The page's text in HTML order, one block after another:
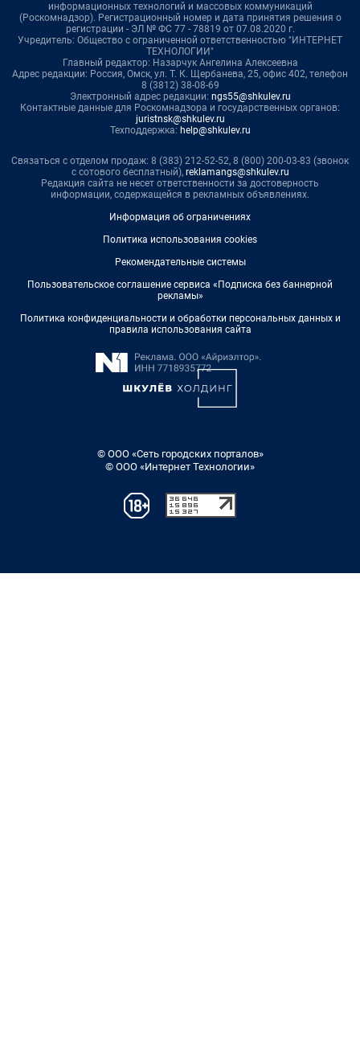
информационных технологий и массовых коммуникаций
(Роскомнадзор). Регистрационный номер и дата принятия решения о
регистрации - ЭЛ № ФС 77 - 78819 от 07.08.2020 г.
Учредитель: Общество с ограниченной ответственностью "ИНТЕРНЕТ
ТЕХНОЛОГИИ"
Главный редактор: Назарчук Ангелина Алексеевна
Адрес редакции: Россия, Омск, ул. Т. К. Щербанева, 25, офис 402, телефон
8 (3812) 38-08-69
Электронный адрес редакции: ngs55@shkulev.ru
Контактные данные для Роскомнадзора и государственных органов:
juristnsk@shkulev.ru
Техподдержка: help@shkulev.ru
Связаться с отделом продаж: 8 (383) 212-52-52, 8 (800) 200-03-83 (звонок
с сотового бесплатный), reklamangs@shkulev.ru
Редакция сайта не несет ответственности за достоверность
информации, содержащейся в рекламных объявлениях.
Информация об ограничениях
Политика использования cookies
Рекомендательные системы
Пользовательское соглашение сервиса «Подписка без баннерной
рекламы»
Политика конфиденциальности и обработки персональных данных и
правила использования сайта
© ООО «Сеть городских порталов»
© ООО «Интернет Технологии»